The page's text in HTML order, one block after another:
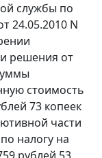
службы по
24.05.2010 N
решения от
стоимость
73 копеек
части
налогу на